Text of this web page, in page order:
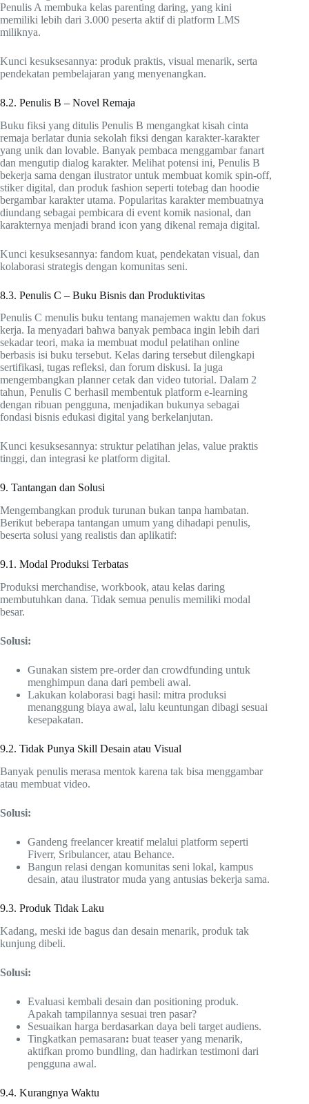
Penulis A membuka kelas parenting daring, yang kini
memiliki lebih dari 3.000 peserta aktif di platform LMS
miliknya.
Kunci kesuksesannya: produk praktis, visual menarik, serta
pendekatan pembelajaran yang menyenangkan.
8.2. Penulis B – Novel Remaja
Buku fiksi yang ditulis Penulis B mengangkat kisah cinta
remaja berlatar dunia sekolah fiksi dengan karakter-karakter
yang unik dan lovable. Banyak pembaca menggambar fanart
dan mengutip dialog karakter. Melihat potensi ini, Penulis B
bekerja sama dengan ilustrator untuk membuat komik spin-off,
stiker digital, dan produk fashion seperti totebag dan hoodie
bergambar karakter utama. Popularitas karakter membuatnya
diundang sebagai pembicara di event komik nasional, dan
karakternya menjadi brand icon yang dikenal remaja digital.
Kunci kesuksesannya: fandom kuat, pendekatan visual, dan
kolaborasi strategis dengan komunitas seni.
8.3. Penulis C – Buku Bisnis dan Produktivitas
Penulis C menulis buku tentang manajemen waktu dan fokus
kerja. Ia menyadari bahwa banyak pembaca ingin lebih dari
sekadar teori, maka ia membuat modul pelatihan online
berbasis isi buku tersebut. Kelas daring tersebut dilengkapi
sertifikasi, tugas refleksi, dan forum diskusi. Ia juga
mengembangkan planner cetak dan video tutorial. Dalam 2
tahun, Penulis C berhasil membentuk platform e-learning
dengan ribuan pengguna, menjadikan bukunya sebagai
fondasi bisnis edukasi digital yang berkelanjutan.
Kunci kesuksesannya: struktur pelatihan jelas, value praktis
tinggi, dan integrasi ke platform digital.
9. Tantangan dan Solusi
Mengembangkan produk turunan bukan tanpa hambatan.
Berikut beberapa tantangan umum yang dihadapi penulis,
beserta solusi yang realistis dan aplikatif:
9.1. Modal Produksi Terbatas
Produksi merchandise, workbook, atau kelas daring
membutuhkan dana. Tidak semua penulis memiliki modal
besar.
Solusi:
Gunakan sistem pre-order dan crowdfunding untuk
menghimpun dana dari pembeli awal.
Lakukan kolaborasi bagi hasil: mitra produksi
menanggung biaya awal, lalu keuntungan dibagi sesuai
kesepakatan.
9.2. Tidak Punya Skill Desain atau Visual
Banyak penulis merasa mentok karena tak bisa menggambar
atau membuat video.
Solusi:
Gandeng freelancer kreatif melalui platform seperti
Fiverr, Sribulancer, atau Behance.
Bangun relasi dengan komunitas seni lokal, kampus
desain, atau ilustrator muda yang antusias bekerja sama.
9.3. Produk Tidak Laku
Kadang, meski ide bagus dan desain menarik, produk tak
kunjung dibeli.
Solusi:
Evaluasi kembali desain dan positioning produk.
Apakah tampilannya sesuai tren pasar?
Sesuaikan harga berdasarkan daya beli target audiens.
Tingkatkan pemasaran: buat teaser yang menarik,
aktifkan promo bundling, dan hadirkan testimoni dari
pengguna awal.
9.4. Kurangnya Waktu